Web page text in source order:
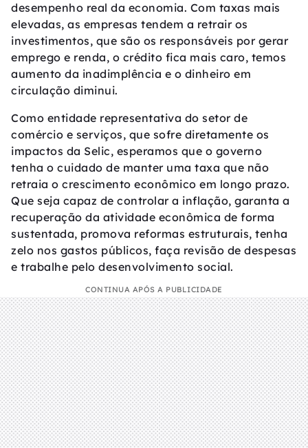
desempenho real da economia. Com taxas mais
elevadas, as empresas tendem a retrair os
investimentos, que são os responsáveis por gerar
emprego e renda, o crédito fica mais caro, temos
aumento da inadimplência e o dinheiro em
circulação diminui.
Como entidade representativa do setor de
comércio e serviços, que sofre diretamente os
impactos da Selic, esperamos que o governo
tenha o cuidado de manter uma taxa que não
retraia o crescimento econômico em longo prazo.
Que seja capaz de controlar a inflação, garanta a
recuperação da atividade econômica de forma
sustentada, promova reformas estruturais, tenha
zelo nos gastos públicos, faça revisão de despesas
e trabalhe pelo desenvolvimento social.
CONTINUA APÓS A PUBLICIDADE